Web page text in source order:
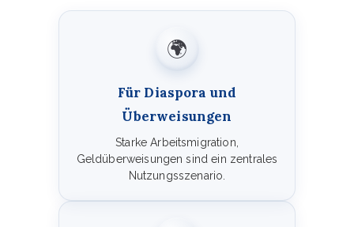
🌍
Für Diaspora und
Überweisungen
Starke Arbeitsmigration,
Geldüberweisungen sind ein zentrales
Nutzungsszenario.